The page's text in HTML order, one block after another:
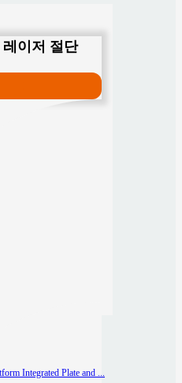
이저 절단